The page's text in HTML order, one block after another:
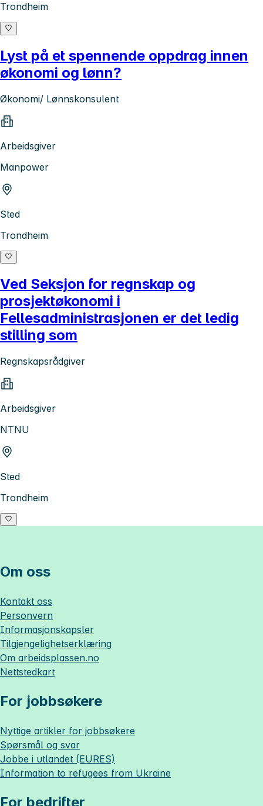
Trondheim
Lyst på et spennende oppdrag innen
økonomi og lønn?
Økonomi/ Lønnskonsulent
Arbeidsgiver
Manpower
Sted
Trondheim
Ved Seksjon for regnskap og
prosjektøkonomi i
Fellesadministrasjonen er det ledig
stilling som
Regnskapsrådgiver
Arbeidsgiver
NTNU
Sted
Trondheim
Om oss
Kontakt oss
Personvern
Informasjonskapsler
Tilgjengelighetserklæring
Om arbeidsplassen.no
Nettstedkart
For jobbsøkere
Nyttige artikler for jobbsøkere
Spørsmål og svar
Jobbe i utlandet (EURES)
Information to refugees from Ukraine
For bedrifter